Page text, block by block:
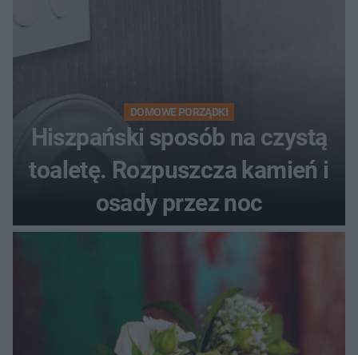
DOMOWE PORZĄDKI
Hiszpański sposób na czystą
toaletę. Rozpuszcza kamień i
osady przez noc